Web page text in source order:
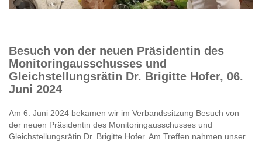
Besuch von der neuen Präsidentin des
Monitoringausschusses und
Gleichstellungsrätin Dr. Brigitte Hofer, 06.
Juni 2024
Am 6. Juni 2024 bekamen wir im Verbandssitzung Besuch von
der neuen Präsidentin des Monitoringausschusses und
Gleichstellungsrätin Dr. Brigitte Hofer. Am Treffen nahmen unser